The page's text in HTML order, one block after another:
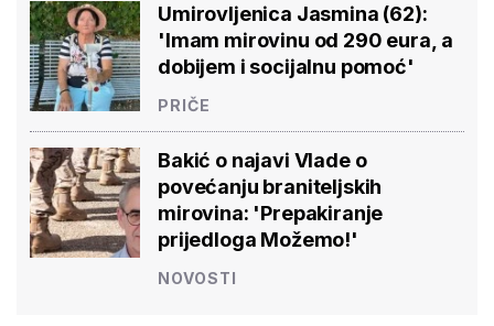
Umirovljenica Jasmina (62):
'Imam mirovinu od 290 eura, a
dobijem i socijalnu pomoć'
PRIČE
Bakić o najavi Vlade o
povećanju braniteljskih
mirovina: 'Prepakiranje
prijedloga Možemo!'
NOVOSTI